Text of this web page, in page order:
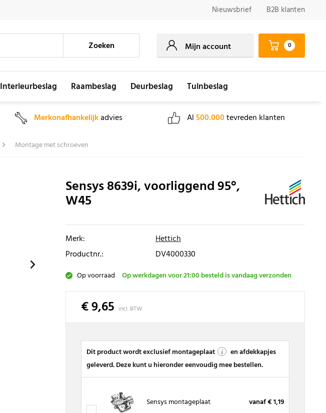
Nieuwsbrief B2B klanten
Zoeken Mijn account 0
Interieurbeslag Raambeslag Deurbeslag Tuinbeslag
Merkonafhankelijkadvies Al500.000tevreden klanten
Montage met schroeven
Sensys 8639i, voorliggend 95°,
W45
Merk:
Hettich
Productnr.:
DV4000330
Op voorraad Op werkdagen voor 21:00 besteld is vandaag verzonden
€ 9,65 incl. BTW
Dit product wordt exclusief montageplaat
en afdekkapjes
geleverd. Deze kunt u hieronder eenvoudig mee bestellen.
Sensys montageplaat vanaf € 1,19